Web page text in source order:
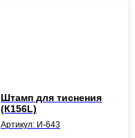
Штамп для тиснения
(К156L)
Артикул: И-643